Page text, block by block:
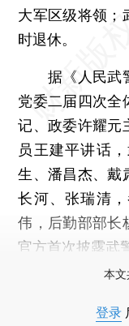
大军区级将领；
时退休。
据《人民武警
党委二届四次全
记、政委许耀元
员王建平讲话
生、潘昌杰、戴
长河、张瑞清
伟，后勤部部长
官方首次披露武
本文
登录